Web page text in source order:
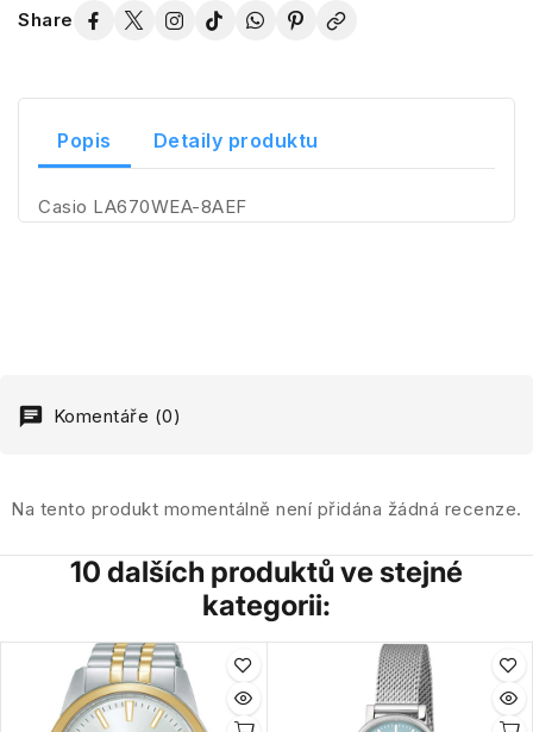
Share
Popis Detaily produktu
Casio LA670WEA-8AEF
Komentáře (0)
Na tento produkt momentálně není přidána žádná recenze.
10 dalších produktů ve stejné
kategorii: